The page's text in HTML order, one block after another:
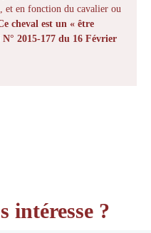
et en fonction du cavalier ou
cheval est un « être
2015-177 du 16 Février
intéresse ?